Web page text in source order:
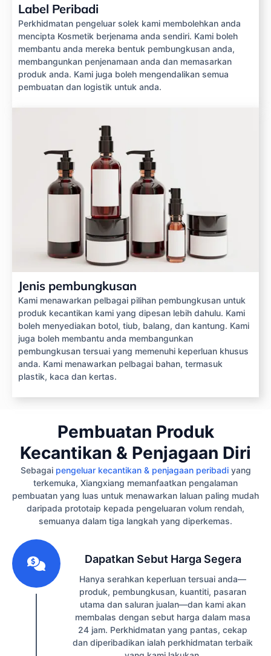
Label Peribadi
Perkhidmatan pengeluar solek kami membolehkan anda
mencipta Kosmetik berjenama anda sendiri. Kami boleh
membantu anda mereka bentuk pembungkusan anda,
membangunkan penjenamaan anda dan memasarkan
produk anda. Kami juga boleh mengendalikan semua
pembuatan dan logistik untuk anda.
Jenis pembungkusan
Kami menawarkan pelbagai pilihan pembungkusan untuk
produk kecantikan kami yang dipesan lebih dahulu. Kami
boleh menyediakan botol, tiub, balang, dan kantung. Kami
juga boleh membantu anda membangunkan
pembungkusan tersuai yang memenuhi keperluan khusus
anda. Kami menawarkan pelbagai bahan, termasuk
plastik, kaca dan kertas.
Pembuatan Produk
Kecantikan & Penjagaan Diri
Sebagai pengeluar kecantikan & penjagaan peribadiyang
terkemuka, Xiangxiang memanfaatkan pengalaman
pembuatan yang luas untuk menawarkan laluan paling mudah
daripada prototaip kepada pengeluaran volum rendah,
semuanya dalam tiga langkah yang diperkemas.
Dapatkan Sebut Harga Segera
Hanya serahkan keperluan tersuai anda—
produk, pembungkusan, kuantiti, pasaran
utama dan saluran jualan—dan kami akan
membalas dengan sebut harga dalam masa
24 jam. Perkhidmatan yang pantas, cekap
dan diperibadikan ialah perkhidmatan terbaik